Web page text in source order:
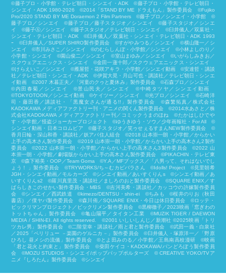
©藤子プロ・小学館・テレビ朝日・シンエイ・ADK ©藤子プロ・小学館・テレビ朝日・
シンエイ・ADK 1980-2026 ©2014「STAND BY ME ドラえもん」製作委員会 ©Fujiko
Pro/2020 STAND BY ME Doraemon 2 Film Partners ©藤子プロ／シンエイ・小学館 ©
藤子プロ／シンエイ ©藤子プロ／藤子スタジオ／シンエイ ©藤子スタジオ／シンエ
イ ©藤子Ⓐ／シンエイ ©藤子スタジオ／テレビ朝日・シンエイ ©臼井儀人／双葉社・
シンエイ・テレビ朝日・ADK ©臼井儀人／双葉社・シンエイ・テレビ朝日・ADK 1993
ｰ ©臼井儀人／SUPER SHIRO製作委員会 ©すがやみつる／シンエイ ©横山隆一／シ
ンエイ ©市川みさこ／シンエイ ©のむらしんぼ・小学館／シンエイ ©小林よしのり／
小学館・シンエイ ©園山俊二／シンエイ ©室山まゆみ／シンエイ ©いがらしみきお／
スクウェアエニックス・シンエイ ©金田一蓮十郎／スクウェアエニックス・シンエイ
©けらえいこ／シンエイ ©雁屋哲・花咲アキラ・小学館／シンエイ動画 ©安達哲・講談
社／テレビ朝日・シンエイ・ADK ©伊賀大晃・月山可也・講談社／テレビ朝日・シンエ
イ動画 ©2007 木暮正夫／「河童のクゥと夏休み」製作委員会 ©石森プロ／シンエイ
©内田春菊／シンエイ ©景山民夫／シンエイ ©中崎タツヤ／シンエイ動画
©︎TOKYOTOON／シンエイ動画 ©ケイツー／シンエイ ©光プロ／シンエイ ©石崎洋
司・藤田香／講談社・「黒魔女さんが通る!!」製作委員会 ©森繁拓真／株式会社
KADOKAWA メディアファクトリー刊・アニメの関くん製作委員会 ©2014水あさと／株
式会社KADOKAWA メディアファクトリー刊／コミックうまのほね ©たかはしひでや
す・小学館／怪盗ジョーカープロジェクト ©ゆうきゆう・ソウ／少年画報社・For All ©
シンエイ動画・日本コロムビア ©藤子スタジオ／笑ゥせぇるすまんNEW製作委員会 ©
香月日輪・深山和香・講談社／妖アパ住人組合 ©2018 山本崇一朗・小学館／からかい
上手の高木さん製作委員会 ©2019 山本崇一朗・小学館／からかい上手の高木さん2製作
委員会 ©2022 山本崇一朗・小学館／からかい上手の高木さん3製作委員会 ©2022 山
本崇一朗・小学館／劇場版からかい上手の高木さん製作委員会 ©PIKACHIN・テレビ東
京 ©森下裕美・OOP／Team Goma ©Y.A／MFブックス／「八男って、それはないでし
ょう！ 」製作委員会 ©TRYWORKS/ち～むカピバラさん ©︎Idolls! Project ©見里朝希
JGH・シンエイ動画／モルカーズ ©シンエイ動画／あいすくりんs ©シンエイ動画／あ
いすくりんs2 ©羅川真里茂・講談社／ましろのおと製作委員会 ©SQUARE ENIX／す
ばらしきこのせかい製作委員会・MBS ©吉河美希・講談社／カッコウの許嫁製作委員
会 ©シンエイ／西武鉄道 ©kimezo/DENTSU・shin-ei ©ちみも ©桜井のりお（秋田
書店）／僕ヤバ製作委員会 ©森川侑／SQUARE ENIX・今日は休日委員会 ©ロッテ・
ビックリマンプロジェクト／ビックリメン製作委員会 ©黒柳徹子／2023映画「窓ぎわの
トットちゃん」製作委員会 ©亀山陽平／タイタン工業 ©MUZIK TIGER / DAEWON
MEDIA / SHIN-EI. All rights reserved. ©2001 いしいしんじ／新潮社 ©2025映画「トリ
ツカレ男」製作委員会 ©二階堂幸・講談社／雨と君と製作委員会 ©武田一義・白泉社
／2025「ペリリュー －楽園のゲルニカ－」製作委員会 ©臼井儀人・塚原洋一／「野原
ひろし 昼メシの流儀」製作委員会 ©とよ田みのる／小学館／王島南高校漫研 ©映画
「君と花火と約束と」製作委員会 ©柴⽥ケイコ・KADOKAWA/パンどろぼう製作委員
会 ©MOZU STUDIOS・シンエイ/ポップパップポルターズ © CREATIVE YOKO/TVア
ニメ『しろたん』製作委員会 ©シンエイ